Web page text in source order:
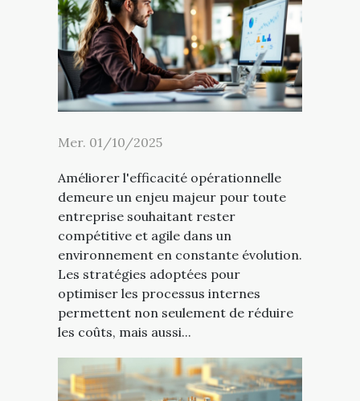
Mer. 01/10/2025
Améliorer l'efficacité opérationnelle
demeure un enjeu majeur pour toute
entreprise souhaitant rester
compétitive et agile dans un
environnement en constante évolution.
Les stratégies adoptées pour
optimiser les processus internes
permettent non seulement de réduire
les coûts, mais aussi...